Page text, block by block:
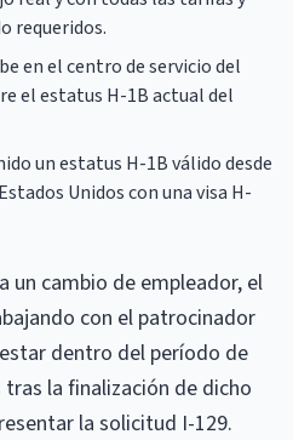
requeridos.
en el centro de servicio del
el estatus H-1B actual del
un estatus H-1B válido desde
Unidos con una visa H-
un cambio de empleador, el
con el patrocinador
dentro del período de
la finalización de dicho
la solicitud I-129.